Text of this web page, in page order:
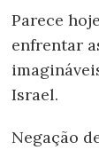
Parece
enfrentar
Israel.
Negação